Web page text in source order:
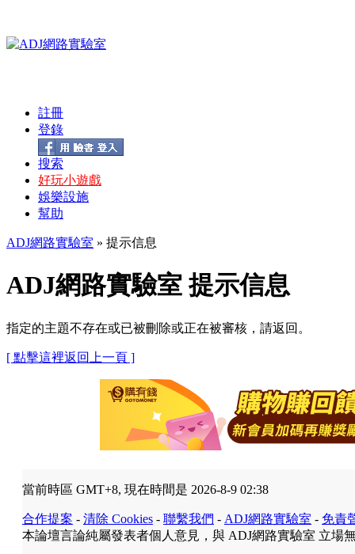
註冊
登錄
搜索
好玩小遊戲
娛樂設施
幫助
ADJ網路實驗室 » 提示信息
ADJ網路實驗室 提示信息
指定的主題不存在或已被刪除或正在被審核，請返回。
[ 點擊這裡返回上一頁 ]
當前時區 GMT+8, 現在時間是 2026-8-9 02:38
合作提案 - 清除 Cookies - 聯繫我們 - ADJ網路實驗室 - 免責
本論壇言論純屬發表者個人意見，與 ADJ網路實驗室 立場